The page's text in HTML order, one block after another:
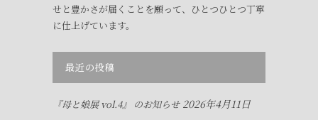
せと豊かさが届くことを願って、ひとつひとつ丁寧
に仕上げています。
最近の投稿
『母と娘展 vol.4』 のお知らせ 2026年4月11日